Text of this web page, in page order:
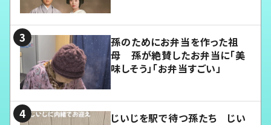
孫のためにお弁当を作った祖
母 孫が絶賛したお弁当に「美
味しそう」「お弁当すごい」
じいじを駅で待つ孫たち じい